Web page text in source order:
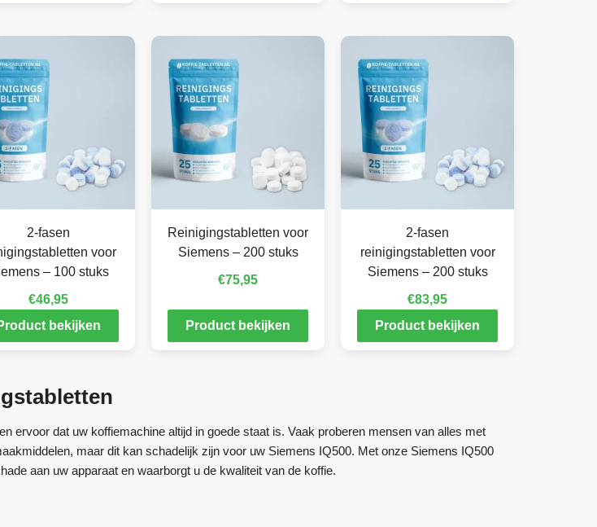
2-fasen
voor
– 100 stuks
€46,95
bekijken
Reinigingstabletten voor
Siemens – 200 stuks
€75,95
Product bekijken
2-fasen
reinigingstabletten voor
Siemens – 200 stuks
€83,95
Product bekijken
ervoor dat uw koffiemachine altijd in goede staat is. Vaak proberen mensen van alles met
maar dit kan schadelijk zijn voor uw Siemens IQ500. Met onze Siemens IQ500
aan uw apparaat en waarborgt u de kwaliteit van de koffie.